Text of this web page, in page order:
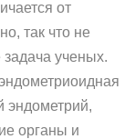
от
так что не
ученых.
эндометрий,
органы и